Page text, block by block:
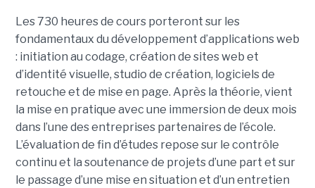
Les 730 heures de cours porteront sur les
fondamentaux du développement d’applications web
: initiation au codage, création de sites web et
d’identité visuelle, studio de création, logiciels de
retouche et de mise en page. Après la théorie, vient
la mise en pratique avec une immersion de deux mois
dans l’une des entreprises partenaires de l’école.
L’évaluation de fin d’études repose sur le contrôle
continu et la soutenance de projets d’une part et sur
le passage d’une mise en situation et d’un entretien